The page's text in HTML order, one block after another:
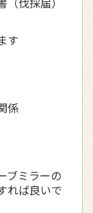
す
係
ブミラーの
れば良いで